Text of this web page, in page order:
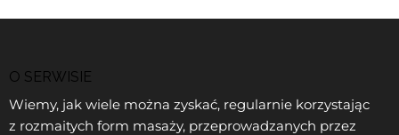
O SERWISIE
Wiemy, jak wiele można zyskać, regularnie korzystając
z rozmaitych form masaży, przeprowadzanych przez